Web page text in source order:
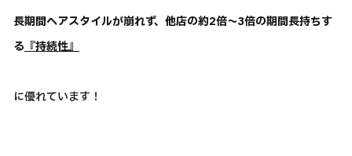
長期間ヘアスタイルが崩れず、他店の約2倍～3倍の期間長持ちす
る『持続性』
に優れています！